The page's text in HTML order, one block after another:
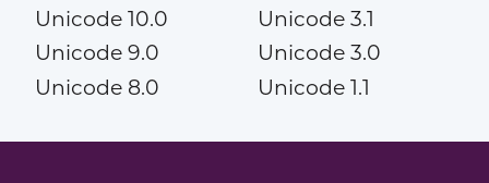
Unicode 10.0
Unicode 9.0
Unicode 8.0
Unicode 3.1
Unicode 3.0
Unicode 1.1